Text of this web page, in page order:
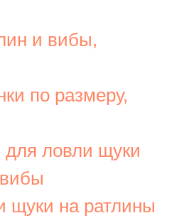
и вибы,
по размеру,
ловли щуки
щуки на ратлины